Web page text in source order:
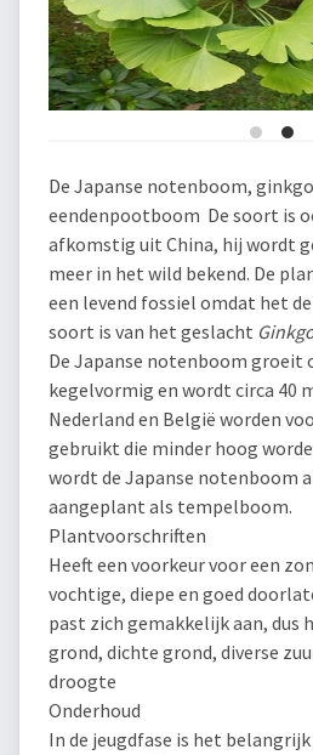
De Japanse notenboom,
eendenpootboom De soort is
afkomstig uit China, hij wordt
meer in het wild bekend. De
een levend fossiel omdat het
soort is van het geslacht
De Japanse notenboom groeit
kegelvormig en wordt circa 40
Nederland en België worden
gebruikt die minder hoog
wordt de Japanse notenboom
aangeplant als tempelboom.
Plantvoorschriften
Heeft een voorkeur voor een
vochtige, diepe en goed
past zich gemakkelijk aan, dus
grond, dichte grond, diverse
droogte
Onderhoud
In de jeugdfase is het